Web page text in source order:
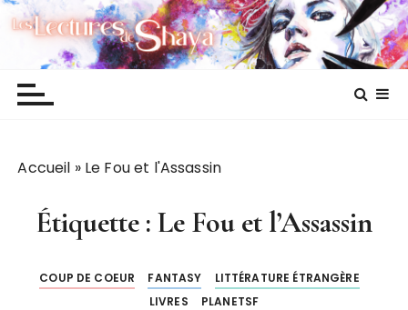
P
Les lectures de Shaya
Accueil » Le Fou et l'Assassin
Étiquette : Le Fou et l’Assassin
COUP DE COEUR FANTASY
LITTÉRATURE ÉTRANGÈRE
LIVRES
PLANETSF